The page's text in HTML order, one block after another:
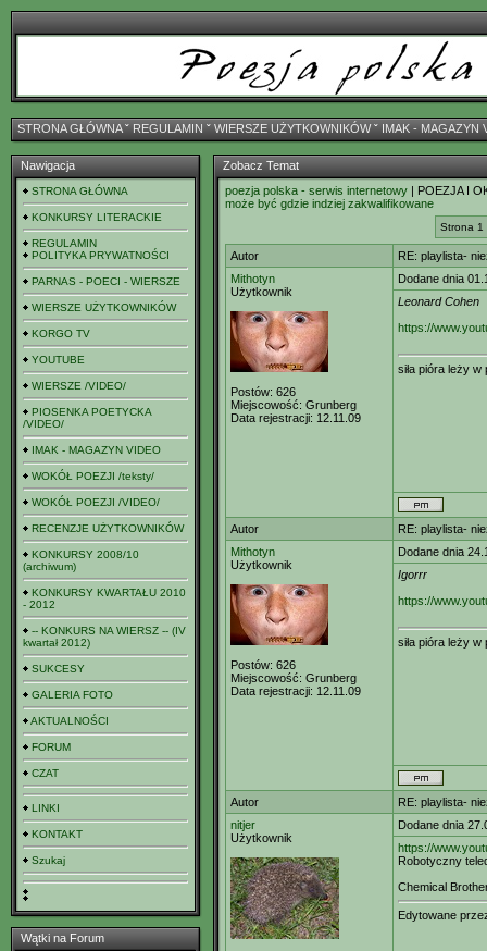
STRONA GŁÓWNAˇ REGULAMIN ˇ WIERSZE UŻYTKOWNIKÓWˇ IMAK - MAGAZYN
Nawigacja
STRONA GŁÓWNA
KONKURSY LITERACKIE
REGULAMIN
POLITYKA PRYWATNOŚCI
PARNAS - POECI - WIERSZE
WIERSZE UŻYTKOWNIKÓW
KORGO TV
YOUTUBE
WIERSZE /VIDEO/
PIOSENKA POETYCKA
/VIDEO/
IMAK - MAGAZYN VIDEO
WOKÓŁ POEZJI /teksty/
WOKÓŁ POEZJI /VIDEO/
RECENZJE UŻYTKOWNIKÓW
KONKURSY 2008/10
(archiwum)
KONKURSY KWARTAŁU 2010
- 2012
-- KONKURS NA WIERSZ -- (IV
kwartał 2012)
SUKCESY
GALERIA FOTO
AKTUALNOŚCI
FORUM
CZAT
LINKI
KONTAKT
Szukaj
Wątki na Forum
Zobacz Temat
poezja polska - serwis internetowy | POEZJA I
może być gdzie indziej zakwalifikowane
Strona 1
Autor
RE: playlista-
Mithotyn
Użytkownik
Postów: 626
Miejscowość: Grunberg
Data rejestracji: 12.11.09
Dodane dnia
Leonard Cohen
https://
siła pióra leży w
Autor
RE: playlista-
Mithotyn
Użytkownik
Postów: 626
Miejscowość: Grunberg
Data rejestracji: 12.11.09
Dodane dnia
Igorrr
https://
siła pióra leży w
Autor
RE: playlista-
nitjer
Użytkownik
Dodane dnia
https://
Robotyczny
Chemical
Edytowane